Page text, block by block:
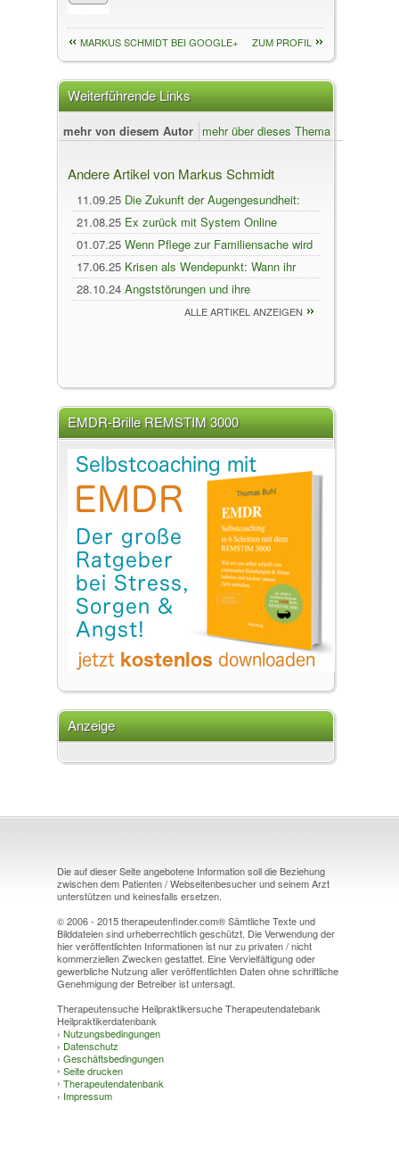
MARKUS SCHMIDT BEI GOOGLE+ ZUM PROFIL
Weiterführende Links
mehr von diesem Autor mehr über dieses Thema
Andere Artikel von Markus Schmidt
11.09.25 Die Zukunft der Augengesundheit:
Revolutionäre Diagnosetechnologien im Jahr
2030
21.08.25 Ex zurück mit System Online
Coaching vereint über 5.000 Paare
01.07.25 Wenn Pflege zur Familiensache wird
17.06.25 Krisen als Wendepunkt: Wann ihr
Paartherapie in Betracht ziehen solltet
28.10.24 Angststörungen und ihre
Behandlung: von Therapie bis hin zu
ALLE ARTIKEL ANZEIGEN
EMDR-Brille REMSTIM 3000
Anzeige
Die auf dieser Seite angebotene Information soll die Beziehung
zwischen dem Patienten / Webseitenbesucher und seinem Arzt
unterstützen und keinesfalls ersetzen.
© 2006 - 2015 therapeutenfinder.com® Sämtliche Texte und
Bilddateien sind urheberrechtlich geschützt. Die Verwendung der
hier veröffentlichten Informationen ist nur zu privaten / nicht
kommerziellen Zwecken gestattet. Eine Vervielfältigung oder
gewerbliche Nutzung aller veröffentlichten Daten ohne schriftliche
Genehmigung der Betreiber ist untersagt.
Therapeutensuche Heilpraktikersuche Therapeutendatebank
Heilpraktikerdatenbank
› Nutzungsbedingungen
› Datenschutz
› Geschäftsbedingungen
› Seite drucken
› Therapeutendatenbank
› Impressum